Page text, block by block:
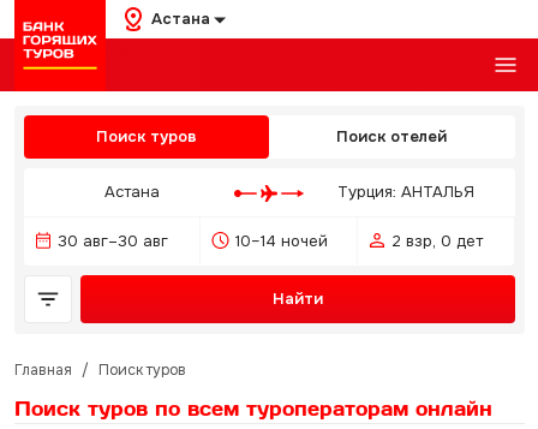
Астана
Поиск туров Поиск отелей
Астана Турция: АНТАЛЬЯ
30 авг–30 авг 10–14 ночей 2 взр, 0 дет
Найти
Главная / Поиск туров
Поиск туров по всем туроператорам онлайн